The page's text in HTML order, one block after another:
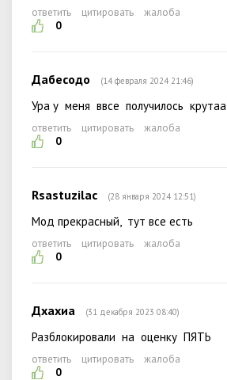
ответить цитировать
жалоба
0
Дабесодо (14 февраля 2024 21:46)
Ура у меня ввсе получилось крутаа
ответить цитировать
жалоба
0
Rsastuzilac (28 января 2024 12:51)
Мод прекрасный, тут все есть
ответить цитировать
жалоба
0
Дхахиа (31 декабря 2023 08:40)
Разблокировали на оценку ПЯТЬ
ответить цитировать
жалоба
0